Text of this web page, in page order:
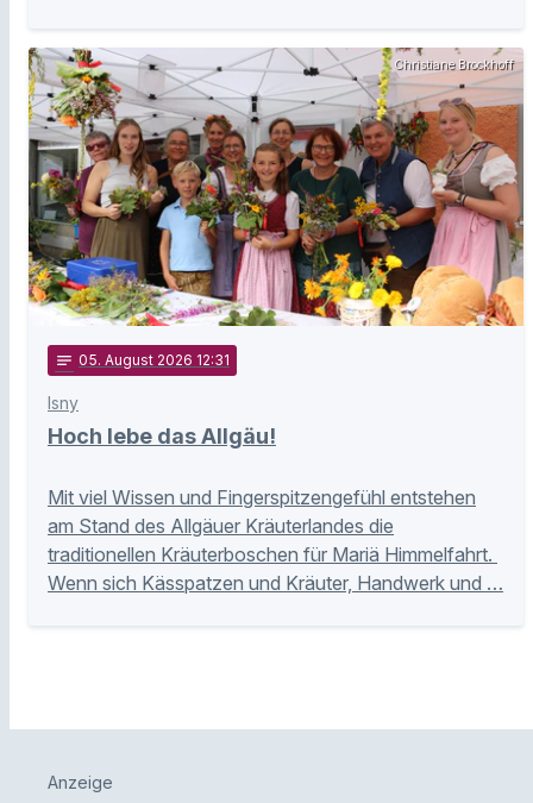
Christiane Brockhoff
notes 05. August 2026 12:31
Isny
Hoch lebe das Allgäu!
Mit viel Wissen und Fingerspitzengefühl entstehen
am Stand des Allgäuer Kräuterlandes die
traditionellen Kräuterboschen für Mariä Himmelfahrt.
Wenn sich Kässpatzen und Kräuter, Handwerk und …
Anzeige